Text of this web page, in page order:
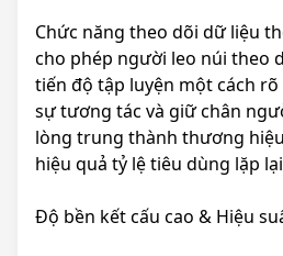
Chức năng theo dõi dữ liệu
cho phép người leo núi theo
tiến độ tập luyện một cách
sự tương tác và giữ chân
lòng trung thành thương
hiệu quả tỷ lệ tiêu dùng lặp
Độ bền kết cấu cao & Hiệu